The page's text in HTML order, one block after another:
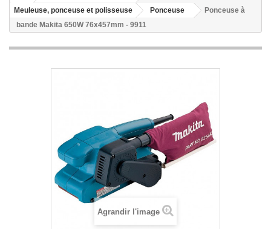
Meuleuse, ponceuse et polisseuse
Ponceuse
Ponceuse à
bande Makita 650W 76x457mm - 9911
Agrandir l'image